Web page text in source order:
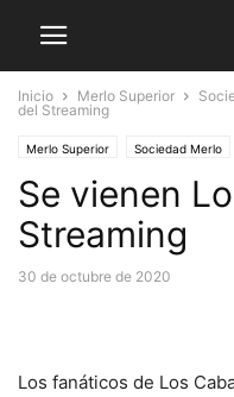
Inicio Merlo Superior
del Streaming
Merlo Superior Sociedad Merlo
Se vienen
Streaming
30 de octubre de 2020
Los fanáticos de Los